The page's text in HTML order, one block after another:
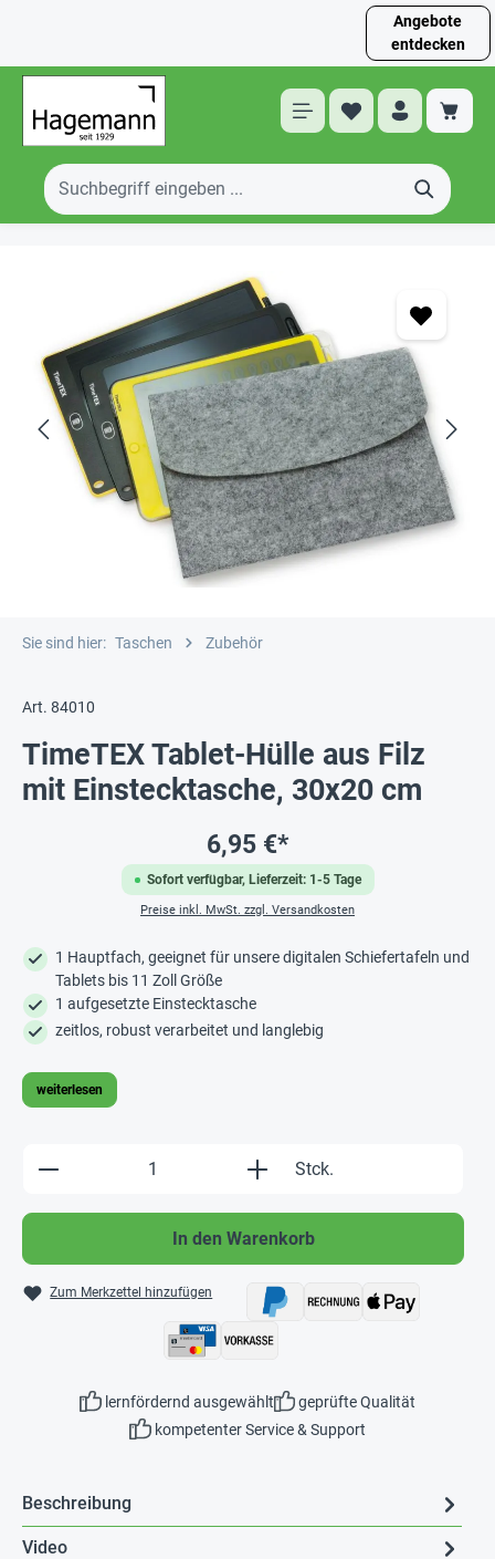
Angebote
entdecken
Sie sind hier: Taschen Zubehör
Art. 84010
TimeTEX Tablet-Hülle aus Filz
mit Einstecktasche, 30x20 cm
Sofort verfügbar, Lieferzeit: 1-5 Tage
6,95 €*
Preise inkl. MwSt. zzgl. Versandkosten
1 Hauptfach, geeignet für unsere digitalen Schiefertafeln und
Tablets bis 11 Zoll Größe
1 aufgesetzte Einstecktasche
zeitlos, robust verarbeitet und langlebig
weiterlesen
Produkt Anzahl: Gib den gewünschten
Stck.
In den Warenkorb
Zum Merkzettel hinzufügen
lernfördernd ausgewählt
geprüfte Qualität
kompetenter Service & Support
Beschreibung
Video